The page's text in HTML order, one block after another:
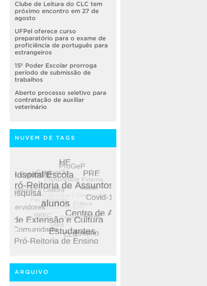
Clube de Leitura do CLC tem
próximo encontro em 27 de
agosto
UFPel oferece curso
preparatório para o exame de
proficiência de português para
estrangeiros
15º Poder Escolar prorroga
período de submissão de
trabalhos
Aberto processo seletivo para
contratação de auxiliar
veterinário
NUVEM DE TAGS
ARQUIVO